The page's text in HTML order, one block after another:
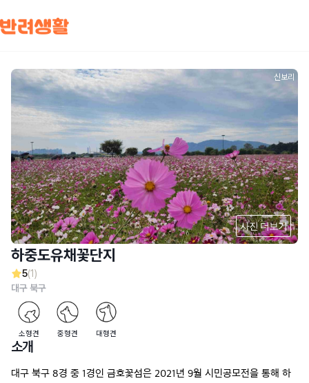
신보리
사진 더보기
하중도유채꽃단지
5(1)
대구 북구
소형견 중형견 대형견
소개
대구 북구 8경 중 1경인 금호꽃섬은 2021년 9월 시민공모전을 통해 하